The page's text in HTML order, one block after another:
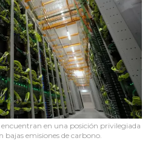
encuentran en una posición privilegiada
emisiones de carbono.